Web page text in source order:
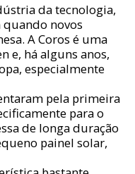
da tecnologia,
novos
A Coros é uma
e, há alguns anos,
especialmente
pela primeira
para o
de longa duração
painel solar,